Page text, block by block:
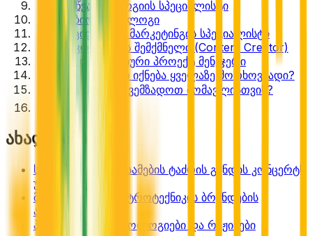
6. მწვანე ენერგიის სპეციალისტი
7. ბიოტექნოლოგი
8. ციფრული მარკეტინგის სპეციალისტი
9. კონტენტის შემქმნელი (Content Creator)
10. დისტანციური პროექტ მენეჯერი
🧠 რა უნარები იქნება ყველაზე მოთხოვნადი?
🌍 როგორ მოვემზადოთ მომავლისთვის?
📌 დასკვნა
ახალი ამბები
სიქსტეს კაპელამ სამების ტაძრის გუნდის კონცერტს
უმასპინძლა
მსოფლიოს ელექტროტექნიკის ბრენდების
ანალიზი
პოლიტიკური იდეოლოგიები და რეჟიმები